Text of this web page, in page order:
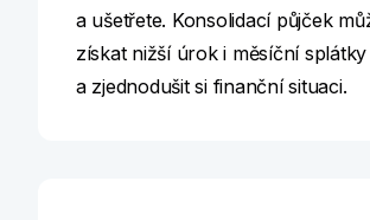
a ušetřete. Konsolidací půjček
získat nižší úrok i měsíční splátky
a zjednodušit si finanční situaci.